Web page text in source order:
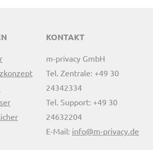
KONTAKT
m-privacy GmbH
Tel. Zentrale: +49 30
24342334
Tel. Support: +49 30
24632204
E-Mail: info@m-privacy.de